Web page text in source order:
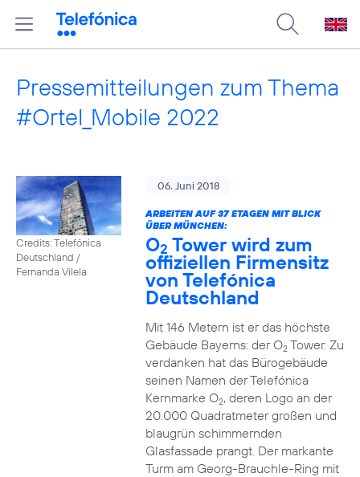
Pressemitteilungen zum Thema
#Ortel_Mobile 2022
Credits: Telefónica
Deutschland /
Fernanda Vilela
06. Juni 2018
ARBEITEN AUF 37 ETAGEN MIT BLICK
ÜBER MÜNCHEN:
O2 Tower wird zum
offiziellen Firmensitz
von Telefónica
Deutschland
Mit 146 Metern ist er das höchste
Gebäude Bayerns: der O2Tower. Zu
verdanken hat das Bürogebäude
seinen Namen der Telefónica
Kernmarke O2, deren Logo an der
20.000 Quadratmeter großen und
blaugrün schimmernden
Glasfassade prangt. Der markante
Turm am Georg-Brauchle-Ring mit